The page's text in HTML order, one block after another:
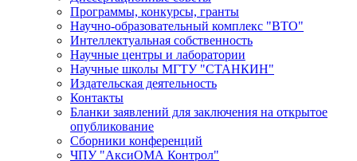
Программы, конкурсы, гранты
Научно-образовательный комплекс "ВТО"
Интеллектуальная собственность
Научные центры и лаборатории
Научные школы МГТУ "СТАНКИН"
Издательская деятельность
Контакты
Бланки заявлений для заключения на открытое
опубликование
Сборники конференций
ЧПУ "АксиОМА Контрол"